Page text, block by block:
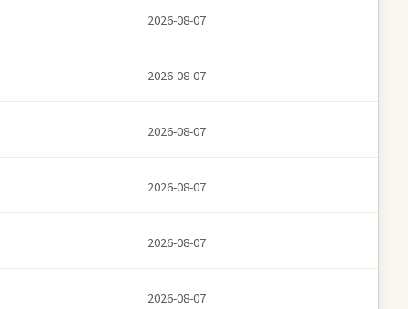
2026-08-07
2026-08-07
2026-08-07
2026-08-07
2026-08-07
2026-08-07